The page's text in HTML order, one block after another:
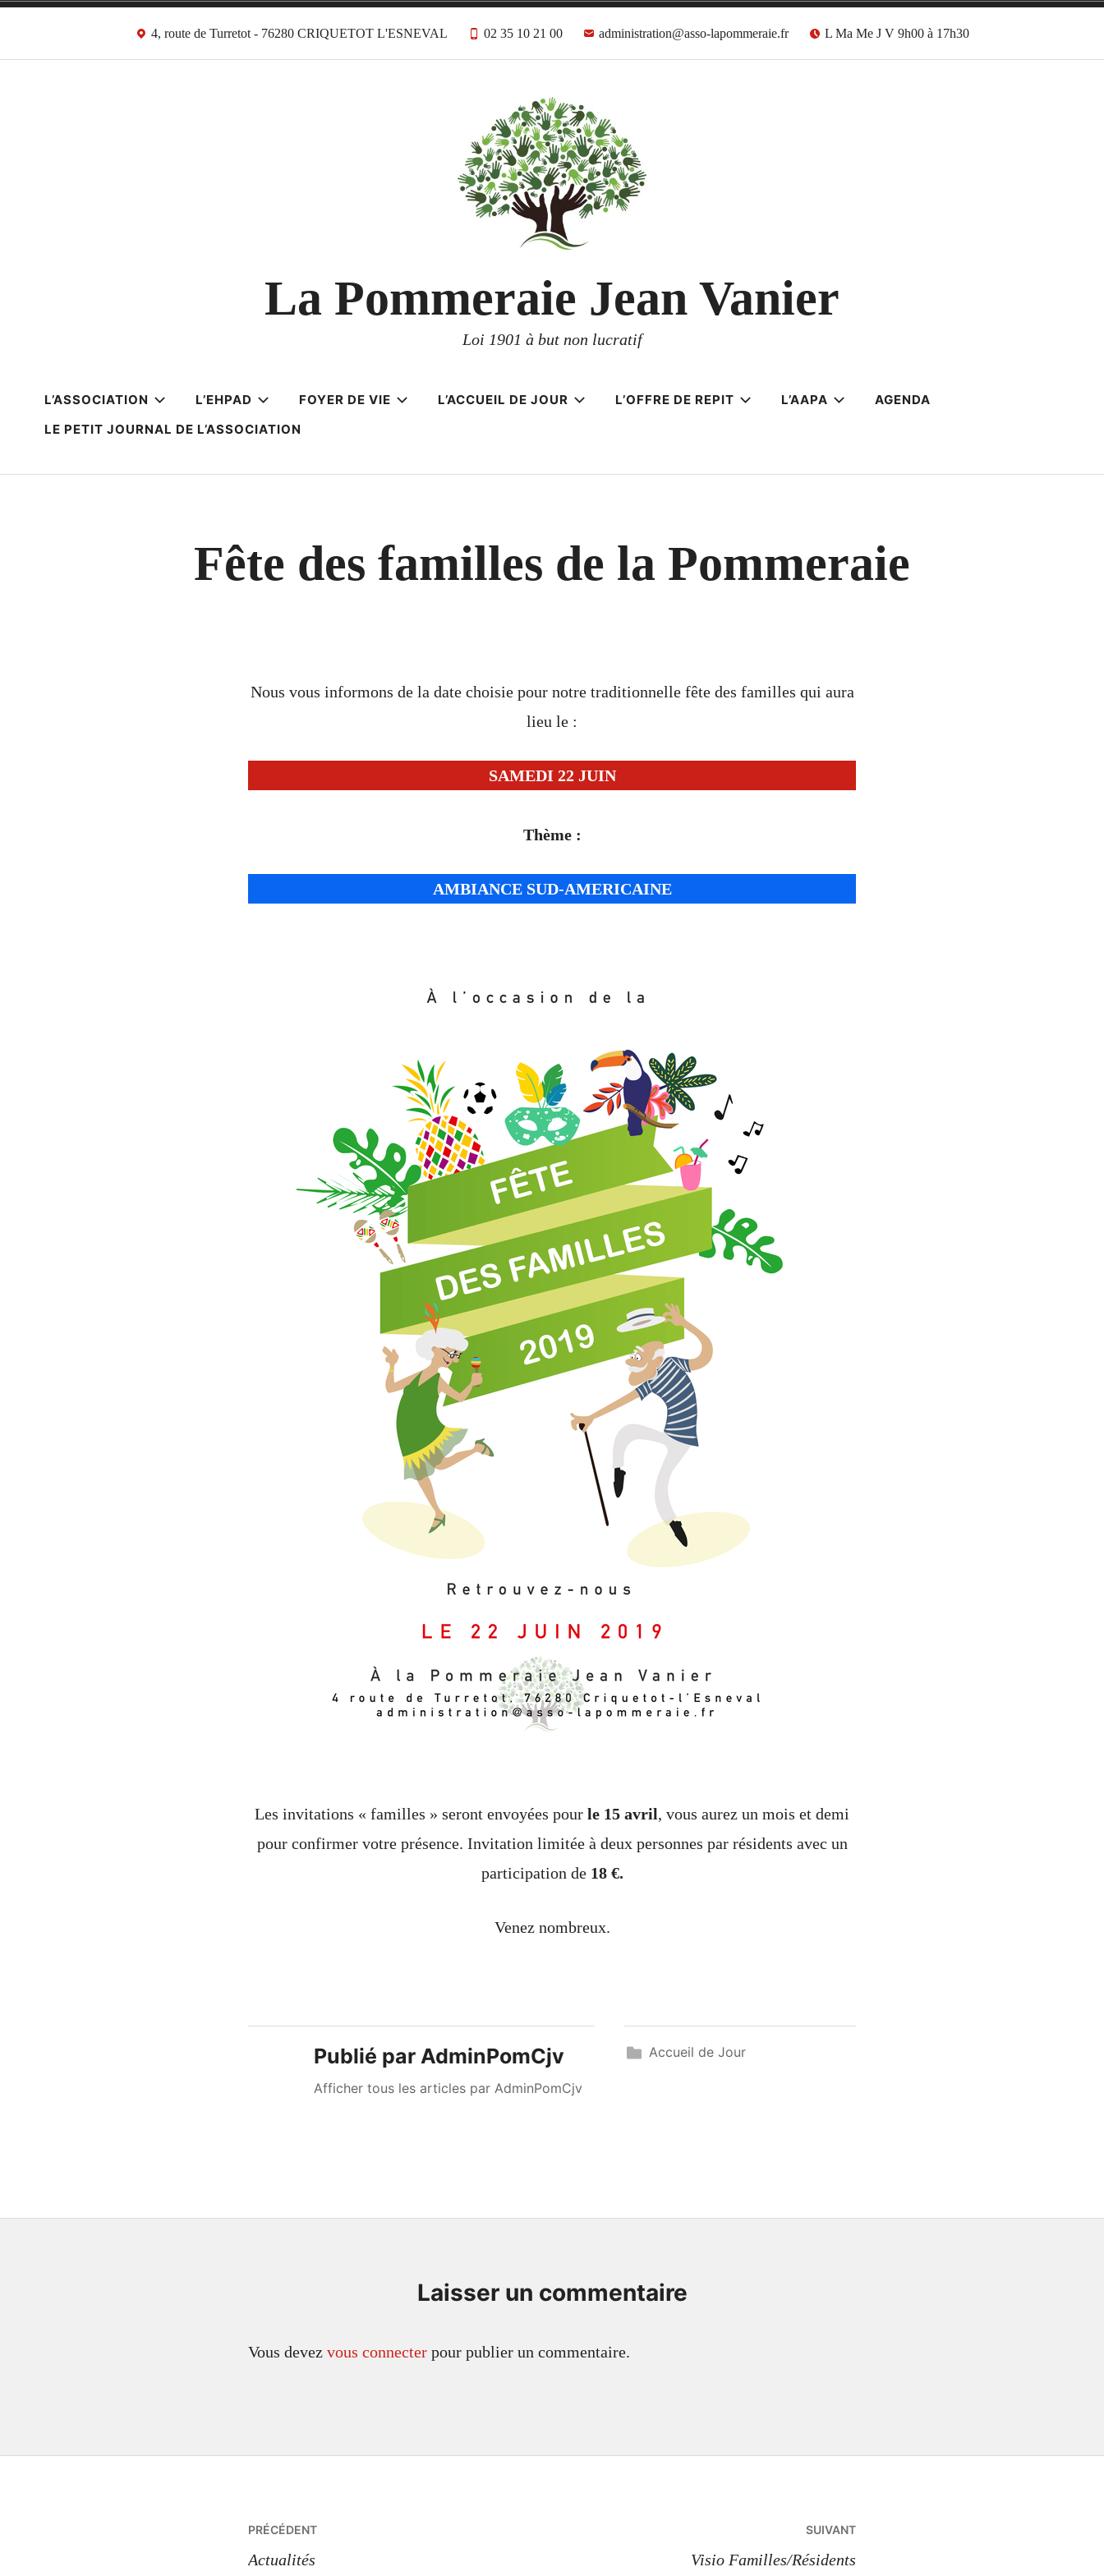
4, route de Turretot - 76280 CRIQUETOT L'ESNEVAL 02 35 10 21 00 administration@asso-lapommeraie.fr L Ma Me J V 9h00 à 17h30
La Pommeraie Jean Vanier
Loi 1901 à but non lucratif
L’ASSOCIATION L’EHPAD FOYER DE VIE L’ACCUEIL DE JOUR L’OFFRE DE REPIT L’AAPA
AGENDA
LE PETIT JOURNAL DE L’ASSOCIATION
Fête des familles de la Pommeraie
Nous vous informons de la date choisie pour notre traditionnelle fête des familles qui aura
lieu le :
SAMEDI 22 JUIN
Thème :
AMBIANCE SUD-AMERICAINE
Les invitations « familles » seront envoyées pour le 15 avril, vous aurez un mois et demi
pour confirmer votre présence. Invitation limitée à deux personnes par résidents avec un
participation de 18 €.
Venez nombreux.
Publié par AdminPomCjv
Afficher tous les articles par AdminPomCjv
Accueil de Jour
Laisser un commentaire
Vous devez vous connecter pour publier un commentaire.
Navigation
de
PRÉCÉDENT
Actualités
SUIVANT
Visio Familles/Résidents